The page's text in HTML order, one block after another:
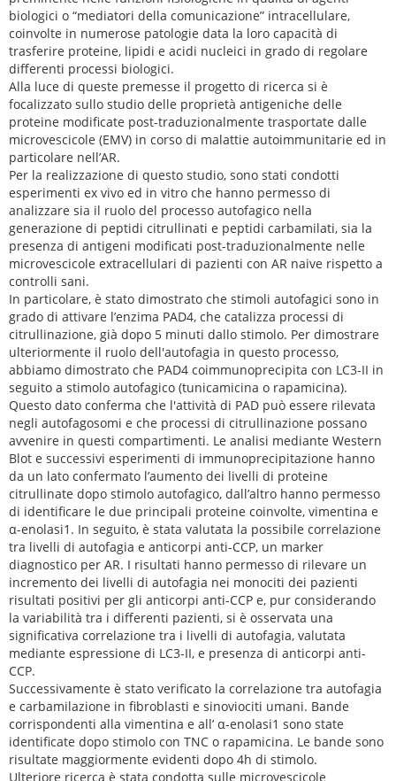
biologici o “mediatori della comunicazione” intracellulare,
coinvolte in numerose patologie data la loro capacità di
trasferire proteine, lipidi e acidi nucleici in grado di regolare
differenti processi biologici.
Alla luce di queste premesse il progetto di ricerca si è
focalizzato sullo studio delle proprietà antigeniche delle
proteine modificate post-traduzionalmente trasportate dalle
microvescicole (EMV) in corso di malattie autoimmunitarie ed in
particolare nell’AR.
Per la realizzazione di questo studio, sono stati condotti
esperimenti ex vivo ed in vitro che hanno permesso di
analizzare sia il ruolo del processo autofagico nella
generazione di peptidi citrullinati e peptidi carbamilati, sia la
presenza di antigeni modificati post-traduzionalmente nelle
microvescicole extracellulari di pazienti con AR naive rispetto a
controlli sani.
In particolare, è stato dimostrato che stimoli autofagici sono in
grado di attivare l’enzima PAD4, che catalizza processi di
citrullinazione, già dopo 5 minuti dallo stimolo. Per dimostrare
ulteriormente il ruolo dell'autofagia in questo processo,
abbiamo dimostrato che PAD4 coimmunoprecipita con LC3-II in
seguito a stimolo autofagico (tunicamicina o rapamicina).
Questo dato conferma che l'attività di PAD può essere rilevata
negli autofagosomi e che processi di citrullinazione possano
avvenire in questi compartimenti. Le analisi mediante Western
Blot e successivi esperimenti di immunoprecipitazione hanno
da un lato confermato l’aumento dei livelli di proteine
citrullinate dopo stimolo autofagico, dall’altro hanno permesso
di identificare le due principali proteine coinvolte, vimentina e
α-enolasi1. In seguito, è stata valutata la possibile correlazione
tra livelli di autofagia e anticorpi anti-CCP, un marker
diagnostico per AR. I risultati hanno permesso di rilevare un
incremento dei livelli di autofagia nei monociti dei pazienti
risultati positivi per gli anticorpi anti-CCP e, pur considerando
la variabilità tra i differenti pazienti, si è osservata una
significativa correlazione tra i livelli di autofagia, valutata
mediante espressione di LC3-II, e presenza di anticorpi anti-
CCP.
Successivamente è stato verificato la correlazione tra autofagia
e carbamilazione in fibroblasti e sinoviociti umani. Bande
corrispondenti alla vimentina e all’ α-enolasi1 sono state
identificate dopo stimolo con TNC o rapamicina. Le bande sono
risultate maggiormente evidenti dopo 4h di stimolo.
Ulteriore ricerca è stata condotta sulle microvescicole